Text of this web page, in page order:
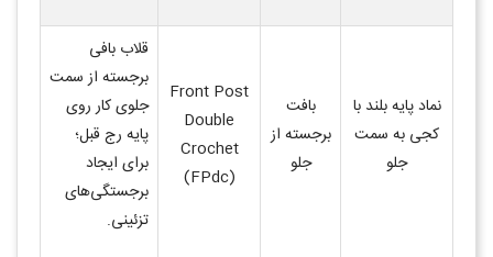
نماد پایه بلند با
کجی به سمت
جلو
بافت
برجسته از
جلو
Front Post
Double
Crochet
(FPdc)
قلاب بافی
برجسته از سمت
جلوی کار روی
پایه رج قبل؛
برای ایجاد
برجستگی‌های
تزئینی.